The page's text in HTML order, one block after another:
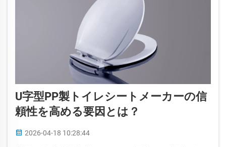
U字型PP製トイレシートメーカーの信
頼性を高める要因とは？
2026-04-18 10:28:44